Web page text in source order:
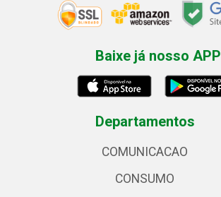
Baixe já nosso APP
Departamentos
COMUNICACAO
CONSUMO